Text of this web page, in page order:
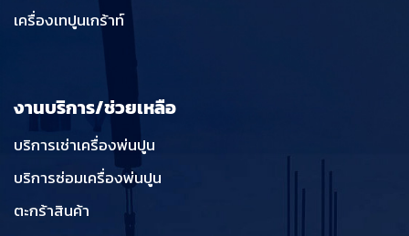
เครื่องเทปูนเกร้าท์
งานบริการ/ช่วยเหลือ
บริการเช่าเครื่องพ่นปูน
บริการซ่อมเครื่องพ่นปูน
ตะกร้าสินค้า